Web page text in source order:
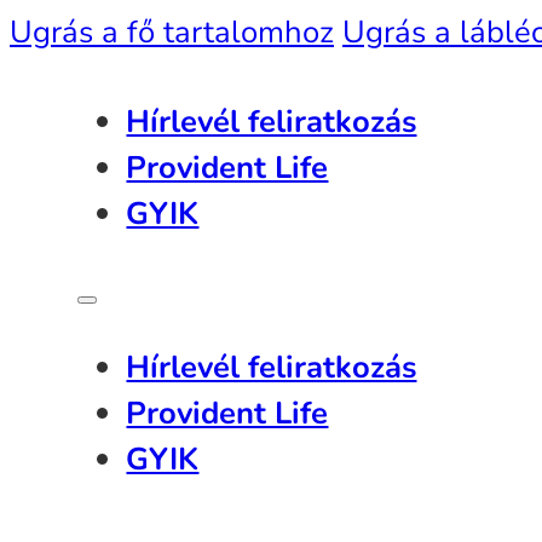
Ugrás a fő tartalomhoz Ugrás a
Hírlevél feliratkozás
Provident Life
GYIK
Hírlevél feliratkozás
Provident Life
GYIK